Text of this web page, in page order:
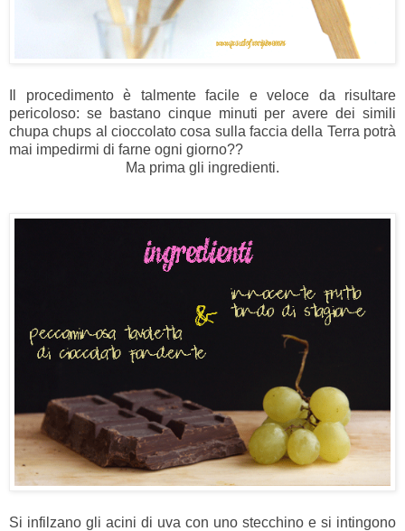
Il procedimento è talmente facile e veloce da risultare
pericoloso: se bastano cinque minuti per avere dei simili
chupa chups al cioccolato cosa sulla faccia della Terra potrà
mai impedirmi di farne ogni giorno??
Ma prima gli ingredienti.
Si infilzano gli acini di uva con uno stecchino e si intingono